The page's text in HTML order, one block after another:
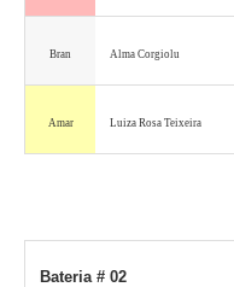
Bran Alma Corgiolu
Amar Luiza Rosa Teixeira
Bateria # 02